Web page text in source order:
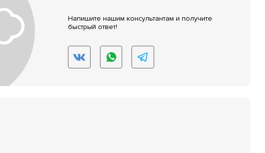
Напишите нашим консультантам и получите
быстрый ответ!